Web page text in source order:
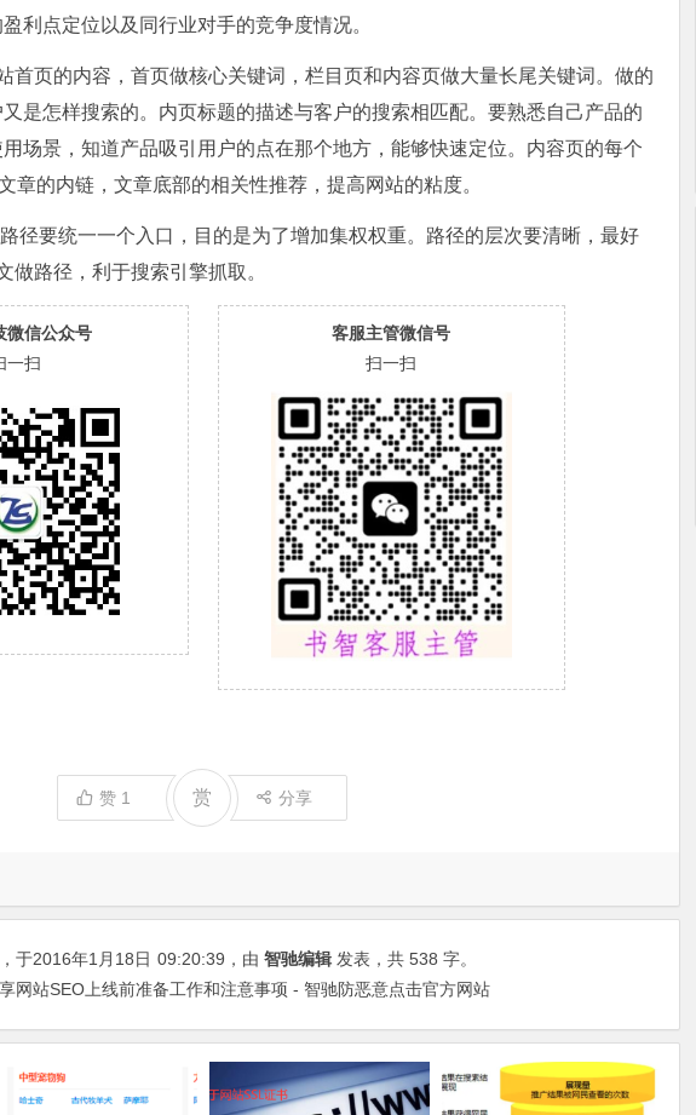
利点定位以及同行业对手的竞争度情况。
首页的内容，首页做核心关键词，栏目页和内容页做大量长尾关键词。做的
是怎样搜索的。内页标题的描述与客户的搜索相匹配。要熟悉自己产品的
场景，知道产品吸引用户的点在那个地方，能够快速定位。内容页的每个
章的内链，文章底部的相关性推荐，提高网站的粘度。
径要统一一个入口，目的是为了增加集权权重。路径的层次要清晰，最好
做路径，利于搜索引擎抓取。
微信公众号
一扫
客服主管微信号
扫一扫
赞 1 赏 分享
于2016年1月18日 09:20:39 ，由 智驰编辑 发表，共 538 字。
网站SEO上线前准备工作和注意事项 - 智驰防恶意点击官方网站